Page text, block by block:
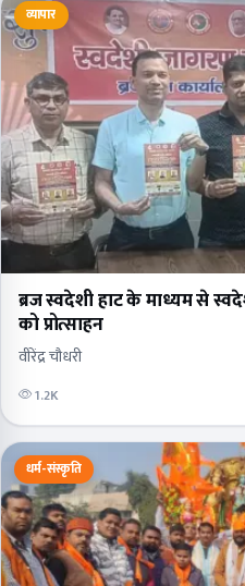
व्यापार
ब्रज स्वदेशी हाट के माध्यम से
को प्रोत्साहन
वीरेंद्र चौधरी
1.2K
धर्म-संस्कृति